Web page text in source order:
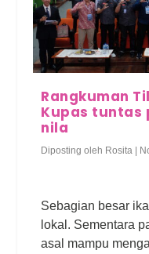
Rangkuman
Kupas tuntas
nila
Diposting oleh Rosita |
Sebagian besar
lokal. Sementara
asal mampu